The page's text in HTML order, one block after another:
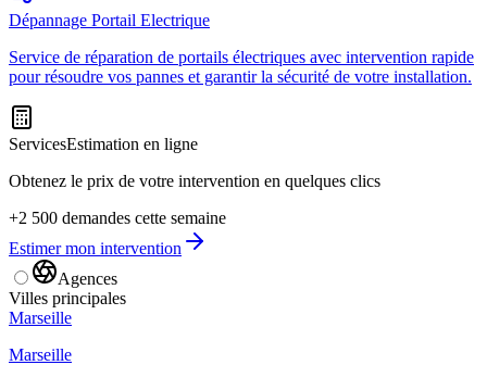
Dépannage Portail Electrique
Service de réparation de portails électriques avec intervention rapide
pour résoudre vos pannes et garantir la sécurité de votre installation.
ServicesEstimation en ligne
Obtenez le prix de votre intervention en quelques clics
+2 500 demandes cette semaine
Estimer mon intervention
Agences
Villes principales
Marseille
Marseille